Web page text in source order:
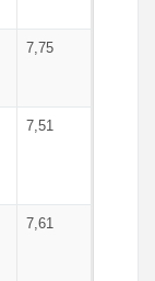
7,75
7,51
7,61